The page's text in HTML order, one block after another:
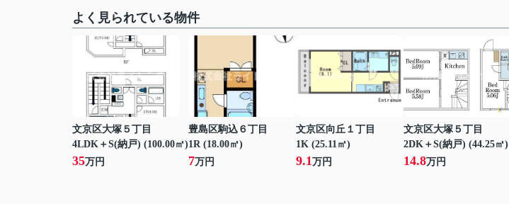
よく見られている物件
文京区大塚５丁目
4LDK＋S(納戸) (100.00㎡)
35万円
豊島区駒込６丁目
1R (18.00㎡)
7万円
文京区向丘１丁目
1K (25.11㎡)
9.1万円
文京区大塚５丁目
2DK＋S(納戸) (44.25㎡)
14.8万円